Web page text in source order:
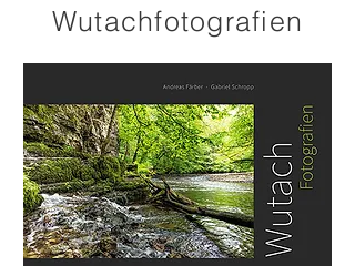
Wutachfotografien